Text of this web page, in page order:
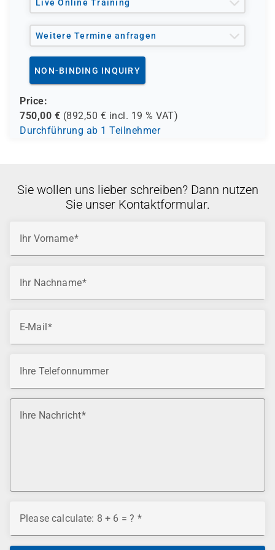
Live Online Training
Weitere Termine anfragen
NON-BINDING INQUIRY
Price:
750,00 € (892,50 € incl. 19 % VAT)
Durchführung ab 1 Teilnehmer
Sie wollen uns lieber schreiben? Dann nutzen
Sie unser Kontaktformular.
Ihr Vorname
Ihr Nachname
E-Mail
Ihre Telefonnummer
Ihre Nachricht
Please calculate: 8 + 6 = ?